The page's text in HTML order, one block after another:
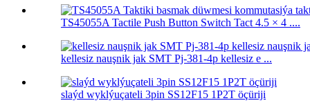
TS45055A Tactile Push Button Switch Tact 4.5 × 4 ....
kellesiz nauşnik jak SMT Pj-381-4p kellesiz e ...
slaýd wyklýuçateli 3pin SS12F15 1P2T öçüriji